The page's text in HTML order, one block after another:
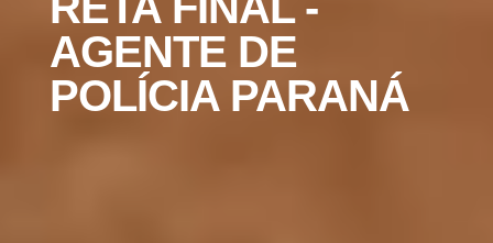
AGENTE DE
POLÍCIA PARANÁ